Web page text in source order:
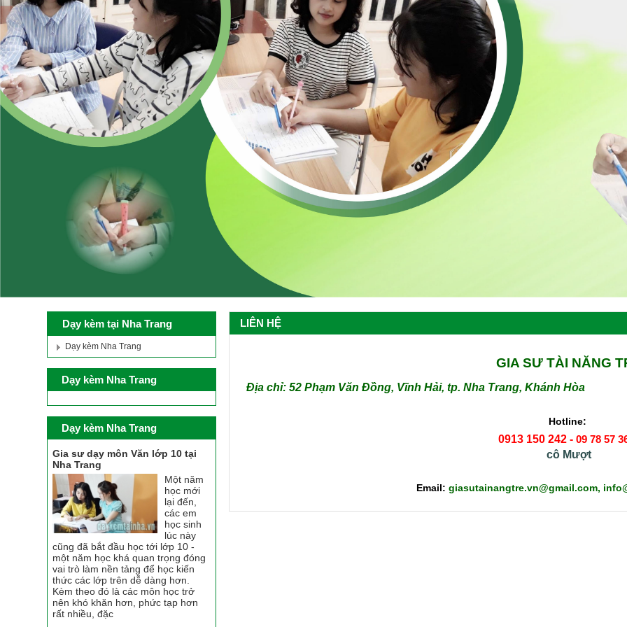
LIÊN HỆ
GIA SƯ TÀI NĂNG
Địa chỉ:52 Phạm Văn Đồng, Vĩnh Hải, tp. Nha Trang, Khánh Hòa
Hotline:
0913 150 242 - 09 78 57
cô Mượt
Email: giasutainangtre.vn@gmail.com,
Dạy kèm tại Nha Trang
Dạy kèm Nha Trang
Dạy kèm Nha Trang
Dạy kèm Nha Trang
Gia sư dạy môn Văn lớp 10 tại
Nha Trang
Một năm
học mới
lại đến,
các em
học sinh
lúc này
cũng đã bắt đầu học tới lớp 10 -
một năm học khá quan trọng đóng
vai trò làm nền tảng để học kiến
thức các lớp trên dễ dàng hơn.
Kèm theo đó là các môn học trở
nên khó khăn hơn, phức tạp hơn
rất nhiều, đặc